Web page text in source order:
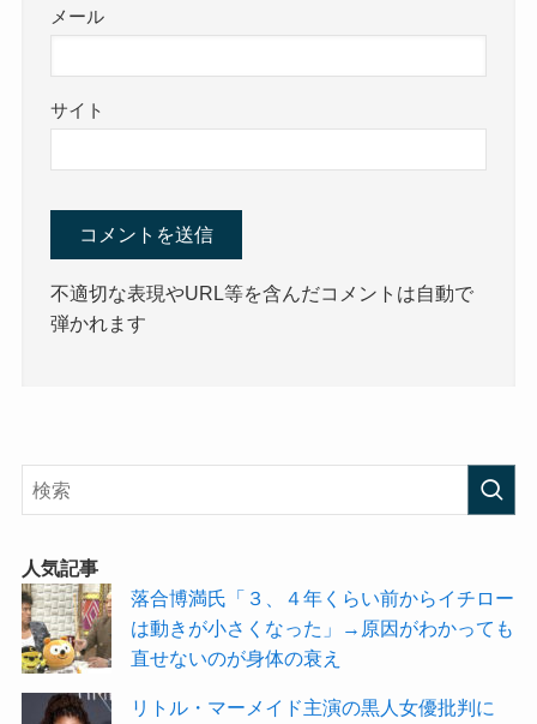
メール
サイト
不適切な表現やURL等を含んだコメントは自動で
弾かれます
人気記事
落合博満氏「３、４年くらい前からイチロー
は動きが小さくなった」→原因がわかっても
直せないのが身体の衰え
リトル・マーメイド主演の黒人女優批判に